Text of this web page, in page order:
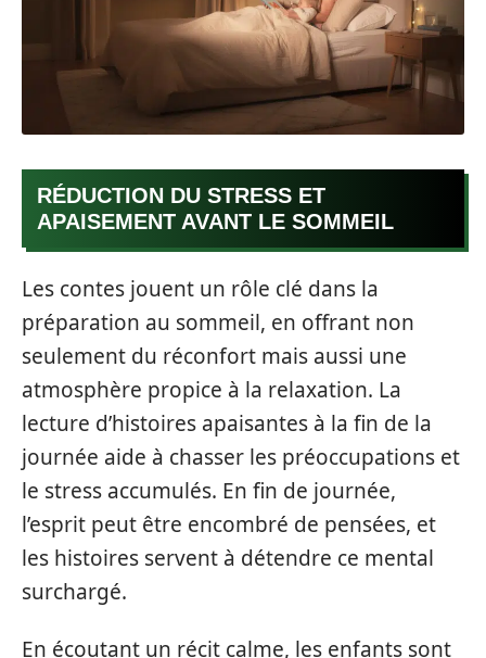
RÉDUCTION DU STRESS ET
APAISEMENT AVANT LE SOMMEIL
Les contes jouent un rôle clé dans la
préparation au sommeil, en offrant non
seulement du réconfort mais aussi une
atmosphère propice à la relaxation. La
lecture d’histoires apaisantes à la fin de la
journée aide à chasser les préoccupations et
le stress accumulés. En fin de journée,
l’esprit peut être encombré de pensées, et
les histoires servent à détendre ce mental
surchargé.
En écoutant un récit calme, les enfants sont